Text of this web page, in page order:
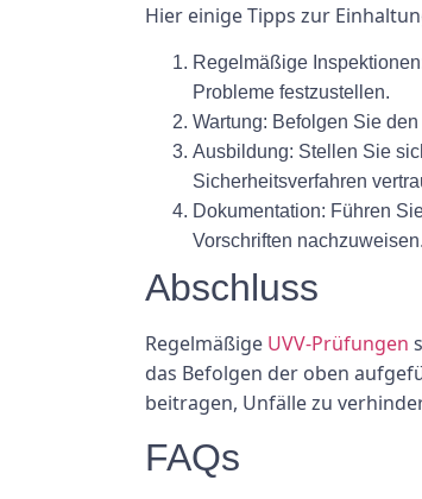
Hier einige Tipps zur
Regelmäßige
Probleme festzustellen.
Wartung: Befolgen Sie
Ausbildung: Stellen Sie
Sicherheitsverfahren
Dokumentation: Führen
Vorschriften nachzuweisen.
Abschluss
Regelmäßige UVV-Prüfungen
das Befolgen der oben
beitragen, Unfälle zu
FAQs